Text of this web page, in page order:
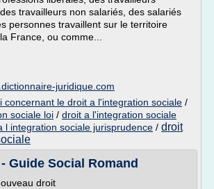
travailleurs non salariés, des salariés
personnes travaillent sur le territoire
France, ou comme...
juridique.com
concernant le droit a l'integration sociale /
sociale loi / droit a l'integration sociale
l integration sociale jurisprudence / droit
Guide Social Romand
droit